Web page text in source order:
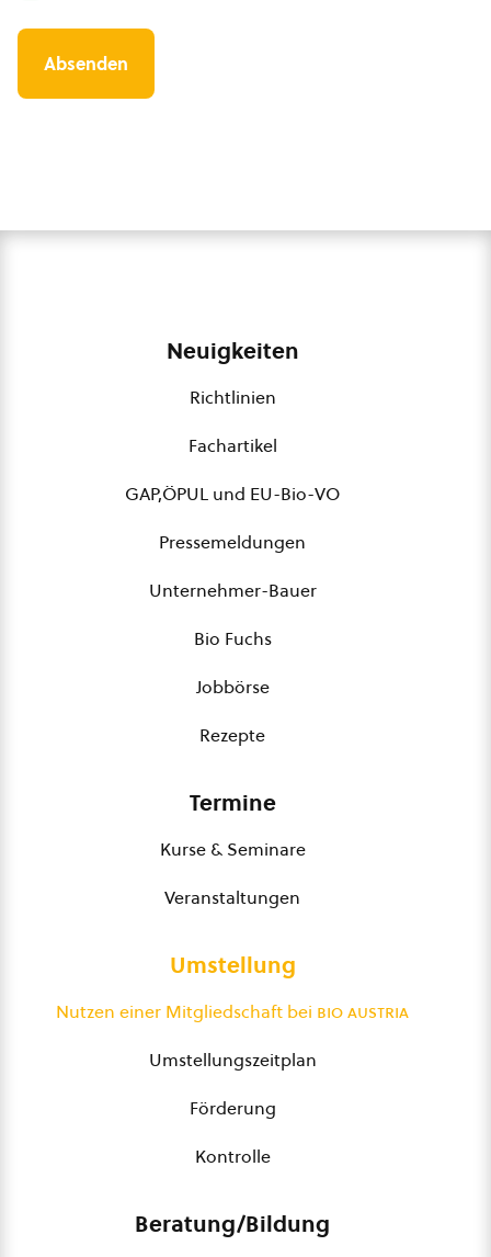
Neuigkeiten
Richtlinien
Fachartikel
GAP,ÖPUL und EU-Bio-VO
Pressemeldungen
Unternehmer-Bauer
Bio Fuchs
Jobbörse
Rezepte
Termine
Kurse & Seminare
Veranstaltungen
Umstellung
Nutzen einer Mitgliedschaft bei bio austria
Umstellungszeitplan
Förderung
Kontrolle
Beratung/Bildung